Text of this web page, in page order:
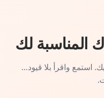
المناسبة لك
استمع واقرأ بلا قيود…